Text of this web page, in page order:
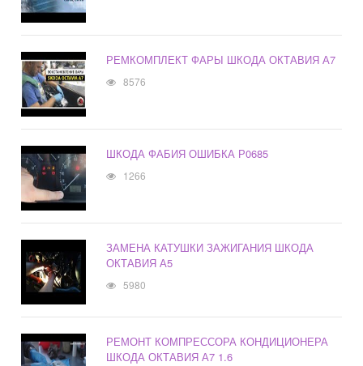
РЕМКОМПЛЕКТ ФАРЫ ШКОДА ОКТАВИЯ А7
8576
ШКОДА ФАБИЯ ОШИБКА Р0685
1266
ЗАМЕНА КАТУШКИ ЗАЖИГАНИЯ ШКОДА
ОКТАВИЯ А5
5980
РЕМОНТ КОМПРЕССОРА КОНДИЦИОНЕРА
ШКОДА ОКТАВИЯ А7 1.6